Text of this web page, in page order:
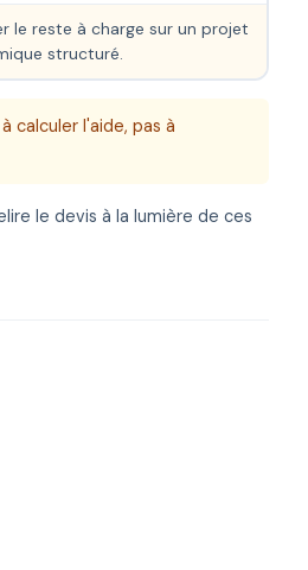
le reste à charge sur un projet
structuré.
calculer l'aide, pas à
le devis à la lumière de ces